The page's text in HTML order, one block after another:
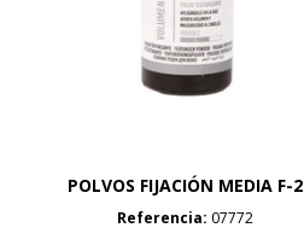
POLVOS FIJACIÓN MEDIA F-2
Referencia: 07772